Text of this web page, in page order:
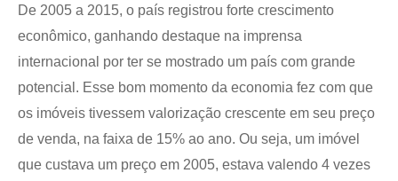
De 2005 a 2015, o país registrou forte crescimento
econômico, ganhando destaque na imprensa
internacional por ter se mostrado um país com grande
potencial. Esse bom momento da economia fez com que
os imóveis tivessem valorização crescente em seu preço
de venda, na faixa de 15% ao ano. Ou seja, um imóvel
que custava um preço em 2005, estava valendo 4 vezes